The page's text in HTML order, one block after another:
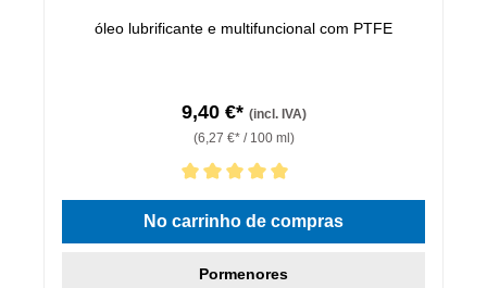
óleo lubrificante e multifuncional com PTFE
9,40 €* (incl. IVA)
(6,27 €* / 100 ml)
Classificação média de 5 de 5 estrelas
No carrinho de compras
Pormenores